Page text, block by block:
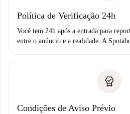
Política de Verificação 24h
Você tem 24h após a entrada para
entre o anúncio e a realidade. A
Condições de Aviso Prévio